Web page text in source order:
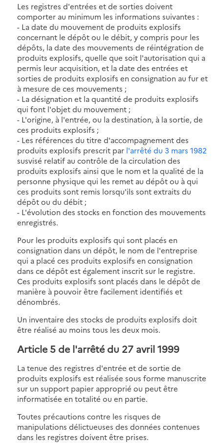
Les registres d'entrées et de sorties doivent
comporter au minimum les informations suivantes :
- La date du mouvement de produits explosifs
concernant le dépôt ou le débit, y compris pour les
dépôts, la date des mouvements de réintégration de
produits explosifs, quelle que soit l'autorisation qui a
permis leur acquisition, et la date des entrées et
sorties de produits explosifs en consignation au fur et
à mesure de ces mouvements ;
- La désignation et la quantité de produits explosifs
qui font l'objet du mouvement ;
- L'origine, à l'entrée, ou la destination, à la sortie, de
ces produits explosifs ;
- Les références du titre d'accompagnement des
produits explosifs prescrit par l'arrêté du 3 mars 1982
susvisé relatif au contrôle de la circulation des
produits explosifs ainsi que le nom et la qualité de la
personne physique qui les remet au dépôt ou à qui
ces produits sont remis lorsqu'ils sont extraits du
dépôt ou du débit ;
- L'évolution des stocks en fonction des mouvements
enregistrés.
Pour les produits explosifs qui sont placés en
consignation dans un dépôt, le nom de l'entreprise
qui a placé ces produits explosifs en consignation
dans ce dépôt est également inscrit sur le registre.
Ces produits explosifs sont placés dans le dépôt de
manière à pouvoir être facilement identifiés et
dénombrés.
Un inventaire des stocks de produits explosifs doit
être réalisé au moins tous les deux mois.
Article 5 de l'arrêté du 27 avril 1999
La tenue des registres d'entrée et de sortie de
produits explosifs est réalisée sous forme manuscrite
sur un support papier approprié ou peut être
informatisée en totalité ou en partie.
Toutes précautions contre les risques de
manipulations délictueuses des données contenues
dans les registres doivent être prises.